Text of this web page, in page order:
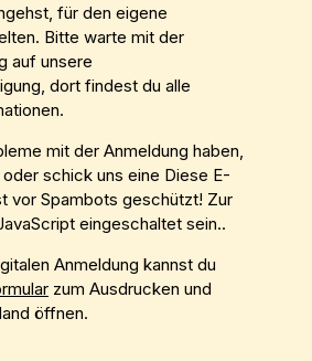
für den eigene
Bitte warte mit der
auf unsere
dort findest du alle
mit der Anmeldung haben,
oder schick uns eine Diese E-
vor Spambots geschützt! Zur
eingeschaltet sein..
Anmeldung kannst du
zum Ausdrucken und
öffnen.